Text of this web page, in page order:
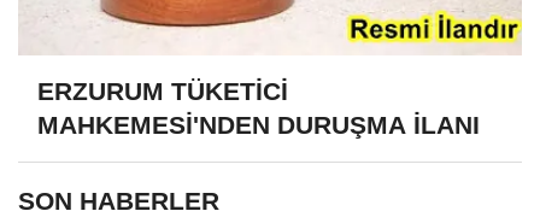
ERZURUM TÜKETİCİ
MAHKEMESİ'NDEN DURUŞMA İLANI
SON HABERLER